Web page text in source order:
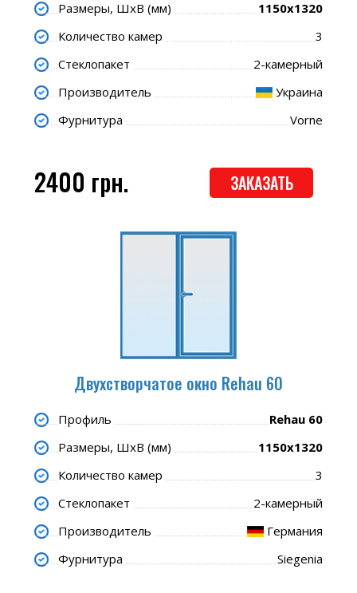
Размеры, ШхВ (мм)
1150x1320
Количество камер
3
Стеклопакет
2-камерный
Производитель
Украина
Фурнитура
Vorne
2400 грн. ЗАКАЗАТЬ
Двухстворчатое окно Rehau 60
Профиль
Rehau 60
Размеры, ШхВ (мм)
1150x1320
Количество камер
3
Стеклопакет
2-камерный
Производитель
Германия
Фурнитура
Siegenia